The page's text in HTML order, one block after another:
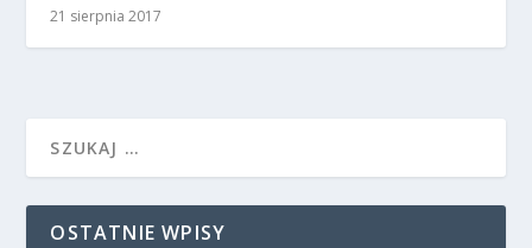
21 sierpnia 2017
OSTATNIE WPISY